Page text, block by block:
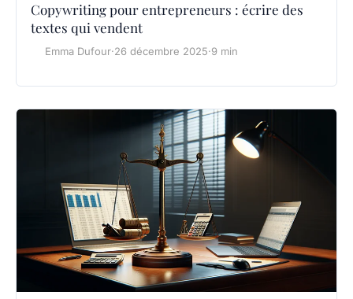
Copywriting pour entrepreneurs : écrire des
textes qui vendent
Emma Dufour·26 décembre 2025·9 min